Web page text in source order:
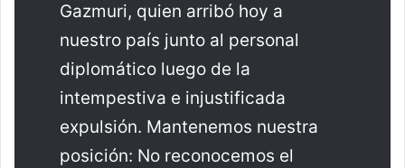
Gazmuri, quien arribó hoy a
nuestro país junto al personal
diplomático luego de la
intempestiva e injustificada
expulsión. Mantenemos nuestra
posición: No reconocemos el